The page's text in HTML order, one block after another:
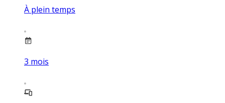
À plein temps
3 mois